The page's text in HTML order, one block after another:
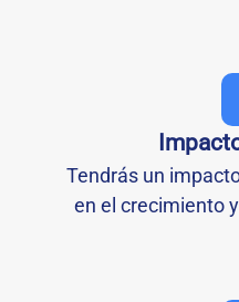
Tendrás un
en el crecimiento